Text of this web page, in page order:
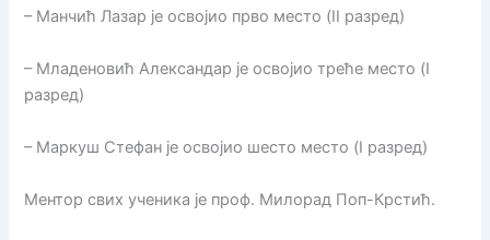
– Манчић Лазар је освојио прво место (II разред)
– Младеновић Александар је освојио треће место (I
разред)
– Маркуш Стефан је освојио шесто место (I разред)
Ментор свих ученика је проф. Милорад Поп-Крстић.